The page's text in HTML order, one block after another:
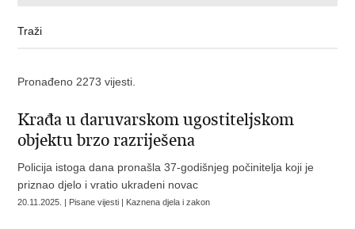
Pronađeno 2273 vijesti.
Krađa u daruvarskom ugostiteljskom
objektu brzo razriješena
Policija istoga dana pronašla 37-godišnjeg počinitelja koji je
priznao djelo i vratio ukradeni novac
20.11.2025. | Pisane vijesti | Kaznena djela i zakon